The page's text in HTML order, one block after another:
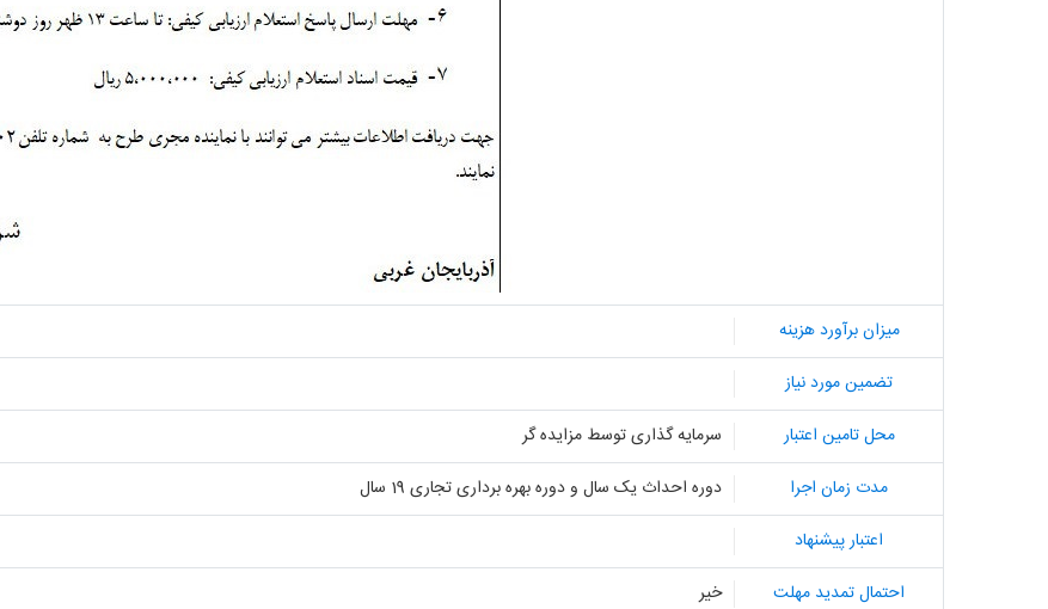
میزان برآورد هزینه
تضمین مورد نیاز
محل تامین اعتبار
سرمایه گذاری توسط مزایده گر
مدت زمان اجرا
دوره احداث یک سال و دوره بهره برداری تجاری 19 سال
اعتبار پیشنهاد
احتمال تمدید مهلت
خیر